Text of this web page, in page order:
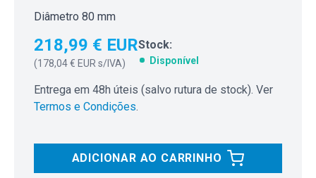
Diâmetro 80 mm
218,99 € EUR
(178,04 € EUR s/IVA)
Stock:
Disponível
Entrega em 48h úteis (salvo rutura de stock). Ver
Termos e Condições.
ADICIONAR AO CARRINHO